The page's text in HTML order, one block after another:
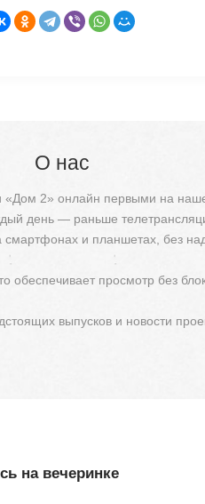
О нас
«Дом 2» онлайн первыми на
день — раньше
смартфонах и планшетах, без
просмотр без
выпусков и новости
на вечеринке